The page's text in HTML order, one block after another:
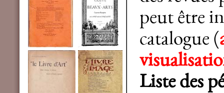
peut être
catalogue (
Liste des